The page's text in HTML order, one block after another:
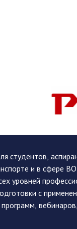
студентов,
и в сфере
уровней
с